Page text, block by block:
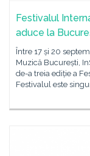
Festivalul
aduce la
Între 17 și 20
Muzică București,
de-a treia ediție a
Festivalul este